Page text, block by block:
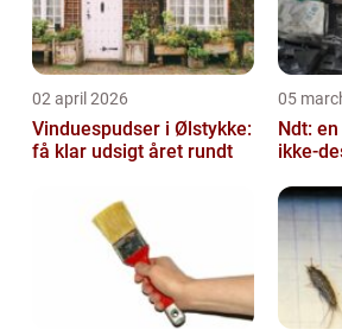
02 april 2026
Vinduespudser i Ølstykke:
få klar udsigt året rundt
05
Ndt:
ikke-